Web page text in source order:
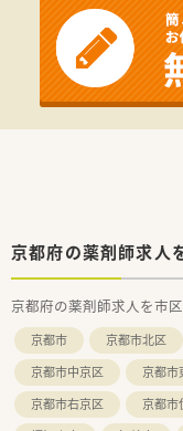
京都府の薬剤師求人
京都府の薬剤師求人を市
京都市 京都市北区
京都市中京区
京都市
京都市右京区
京都市